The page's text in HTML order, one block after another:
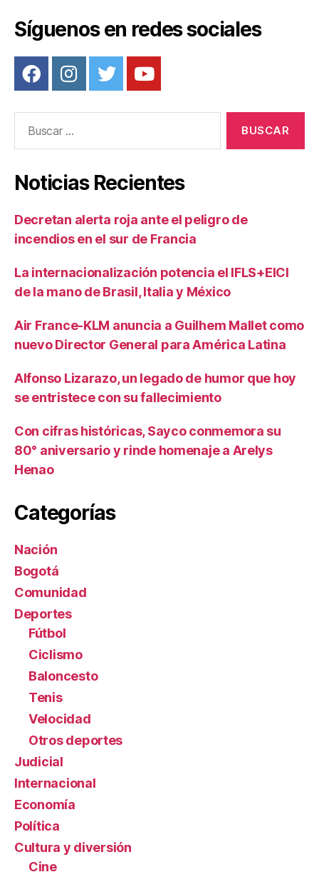
Síguenos en redes sociales
Noticias Recientes
Decretan alerta roja ante el peligro de
incendios en el sur de Francia
La internacionalización potencia el IFLS+EICI
de la mano de Brasil, Italia y México
Air France-KLM anuncia a Guilhem Mallet como
nuevo Director General para América Latina
Alfonso Lizarazo, un legado de humor que hoy
se entristece con su fallecimiento
Con cifras históricas, Sayco conmemora su
80° aniversario y rinde homenaje a Arelys
Henao
Categorías
Nación
Bogotá
Comunidad
Deportes
Fútbol
Ciclismo
Baloncesto
Tenis
Velocidad
Otros deportes
Judicial
Internacional
Economía
Política
Cultura y diversión
Cine